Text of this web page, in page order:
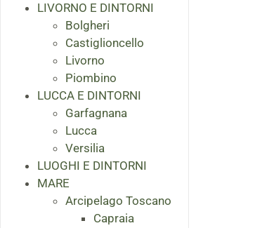
LIVORNO E DINTORNI
Bolgheri
Castiglioncello
Livorno
Piombino
LUCCA E DINTORNI
Garfagnana
Lucca
Versilia
LUOGHI E DINTORNI
MARE
Arcipelago Toscano
Capraia